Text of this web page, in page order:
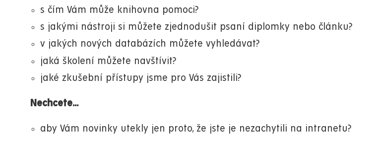
s čím Vám může knihovna pomoci?
s jakými nástroji si můžete zjednodušit psaní diplomky nebo článku?
v jakých nových databázích můžete vyhledávat?
jaká školení můžete navštívit?
jaké zkušební přístupy jsme pro Vás zajistili?
Nechcete...
aby Vám novinky utekly jen proto, že jste je nezachytili na intranetu?